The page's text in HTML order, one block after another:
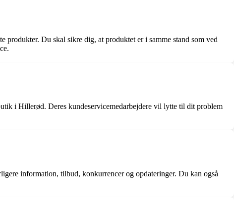
produkter. Du skal sikre dig, at produktet er i samme stand som ved
i Hillerød. Deres kundeservicemedarbejdere vil lytte til dit problem
information, tilbud, konkurrencer og opdateringer. Du kan også